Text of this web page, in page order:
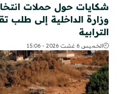
شكايات حول حملات
وزارة الداخلية إلى طلب
الترابية
الخميس 6 غشت 2026 - 15:06